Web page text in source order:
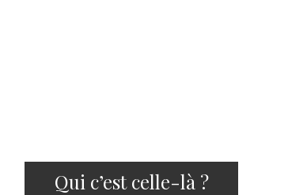
Qui c’est celle-là ?